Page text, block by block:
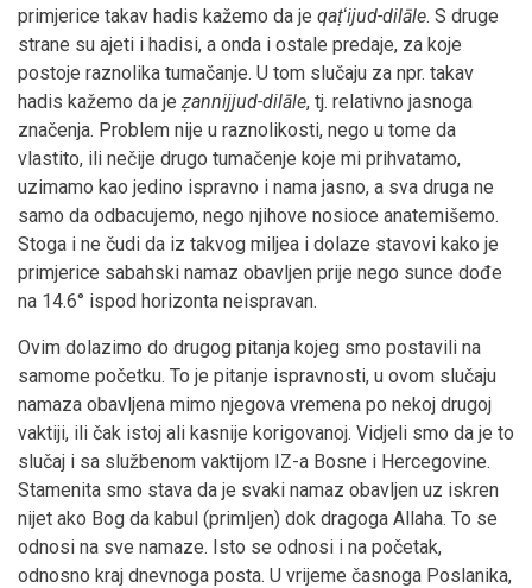
primjerice takav hadis kažemo da je qaṭʻijud-dilāle. S druge
strane su ajeti i hadisi, a onda i ostale predaje, za koje
postoje raznolika tumačanje. U tom slučaju za npr. takav
hadis kažemo da je ẓannijjud-dilāle, tj. relativno jasnoga
značenja. Problem nije u raznolikosti, nego u tome da
vlastito, ili nečije drugo tumačenje koje mi prihvatamo,
uzimamo kao jedino ispravno i nama jasno, a sva druga ne
samo da odbacujemo, nego njihove nosioce anatemišemo.
Stoga i ne čudi da iz takvog miljea i dolaze stavovi kako je
primjerice sabahski namaz obavljen prije nego sunce dođe
na 14.6° ispod horizonta neispravan.
Ovim dolazimo do drugog pitanja kojeg smo postavili na
samome početku. To je pitanje ispravnosti, u ovom slučaju
namaza obavljena mimo njegova vremena po nekoj drugoj
vaktiji, ili čak istoj ali kasnije korigovanoj. Vidjeli smo da je to
slučaj i sa službenom vaktijom IZ-a Bosne i Hercegovine.
Stamenita smo stava da je svaki namaz obavljen uz iskren
nijet ako Bog da kabul (primljen) dok dragoga Allaha. To se
odnosi na sve namaze. Isto se odnosi i na početak,
odnosno kraj dnevnoga posta. U vrijeme časnoga Poslanika,